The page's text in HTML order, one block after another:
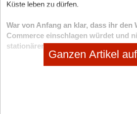
Küste leben zu dürfen.
War von Anfang an klar, dass ihr den
Commerce einschlagen würdet und
stationären Handels bzw. einer
Wir hatten am Anfang überhaupt
Ganzen Artikel